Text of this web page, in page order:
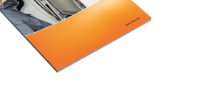
funcționării
de ardere
Verificări
suplimentare ale
instalațiilor de ardere